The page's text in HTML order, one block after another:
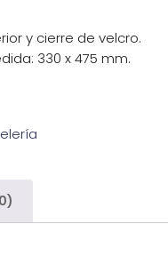
y cierre de velcro.
330 x 475 mm.